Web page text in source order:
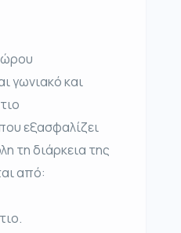
γωνιακό και
εξασφαλίζει
τη διάρκεια της
από: